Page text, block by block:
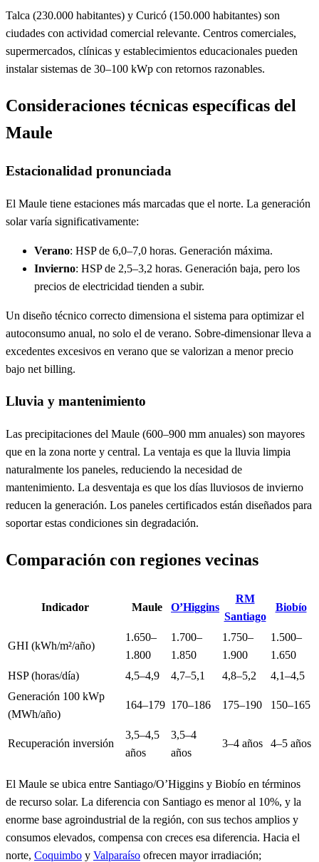
Talca (230.000 habitantes) y Curicó (150.000 habitantes) son
ciudades con actividad comercial relevante. Centros comerciales,
supermercados, clínicas y establecimientos educacionales pueden
instalar sistemas de 30–100 kWp con retornos razonables.
Consideraciones técnicas específicas del
Maule
Estacionalidad pronunciada
El Maule tiene estaciones más marcadas que el norte. La generación
solar varía significativamente:
Verano: HSP de 6,0–7,0 horas. Generación máxima.
Invierno: HSP de 2,5–3,2 horas. Generación baja, pero los
precios de electricidad tienden a subir.
Un diseño técnico correcto dimensiona el sistema para optimizar el
autoconsumo anual, no solo el de verano. Sobre-dimensionar lleva a
excedentes excesivos en verano que se valorizan a menor precio
bajo net billing.
Lluvia y mantenimiento
Las precipitaciones del Maule (600–900 mm anuales) son mayores
que en la zona norte y central. La ventaja es que la lluvia limpia
naturalmente los paneles, reduciendo la necesidad de
mantenimiento. La desventaja es que los días lluviosos de invierno
reducen la generación. Los paneles certificados están diseñados para
soportar estas condiciones sin degradación.
Comparación con regiones vecinas
Indicador Maule O’Higgins
RM
Santiago
Biobío
GHI (kWh/m²/año)
1.650–
1.800
1.700–
1.850
1.750–
1.900
1.500–
1.650
HSP (horas/día)
4,5–4,9 4,7–5,1 4,8–5,2
4,1–4,5
Generación 100 kWp
(MWh/año)
164–179 170–186 175–190 150–165
Recuperación inversión
3,5–4,5
años
3,5–4
años
3–4 años 4–5 años
El Maule se ubica entre Santiago/O’Higgins y Biobío en términos
de recurso solar. La diferencia con Santiago es menor al 10%, y la
enorme base agroindustrial de la región, con sus techos amplios y
consumos elevados, compensa con creces esa diferencia. Hacia el
norte, Coquimbo y Valparaíso ofrecen mayor irradiación;